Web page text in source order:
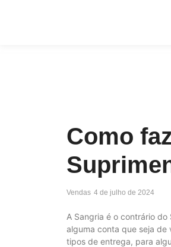
Como
Vendas 4 de julho de 2024
A Sangria é o contrário
alguma conta que seja de
tipos de entrega, para